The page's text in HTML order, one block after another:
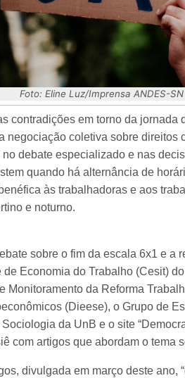
Foto: Eline Luz/Imprensa ANDES-SN
contradições em torno da jornada
negociação coletiva sobre direitos
debate especializado e nas
quando há alternância de
às trabalhadoras e aos
e noturno.
sobre o fim da escala 6x1 e a
Economia do Trabalho (Cesit)
Monitoramento da Reforma
(Dieese), o Grupo de
da UnB e o site
com artigos que abordam o tema
divulgada em março deste ano,